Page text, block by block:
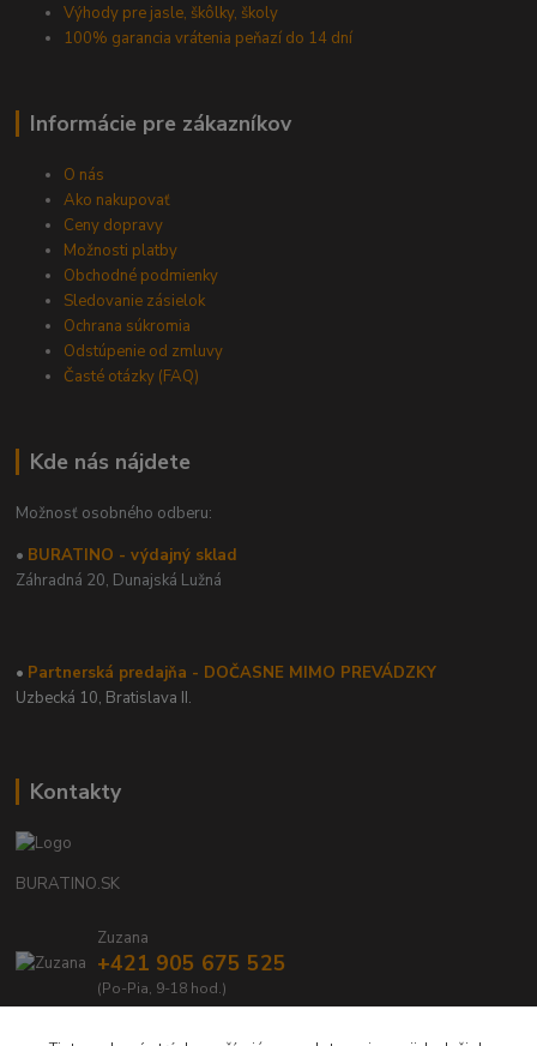
Výhody pre jasle, škôlky, školy
100% garancia vrátenia peňazí do 14 dní
Informácie pre zákazníkov
O nás
Ako nakupovať
Ceny dopravy
Možnosti platby
Obchodné podmienky
Sledovanie zásielok
Ochrana súkromia
Odstúpenie od zmluvy
Časté otázky (FAQ)
Kde nás nájdete
Možnosť osobného odberu:
• BURATINO - výdajný sklad
Záhradná 20, Dunajská Lužná
• Partnerská predajňa - DOČASNE MIMO PREVÁDZKY
Uzbecká 10, Bratislava II.
Kontakty
BURATINO.SK
Zuzana
+421 905 675 525
(Po-Pia, 9-18 hod.)